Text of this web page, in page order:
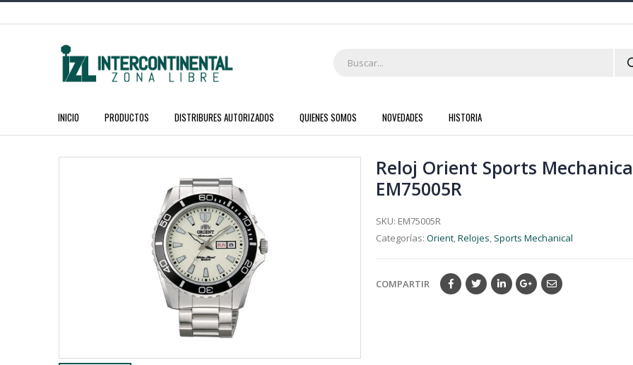
INICIO PRODUCTOS DISTRIBURES AUTORIZADOS QUIENES SOMOS NOVEDADES HISTORIA
Reloj Orient Sports
EM75005R
SKU: EM75005R
Categorías: Orient,Relojes, Sports Mechanical
COMPARTIR